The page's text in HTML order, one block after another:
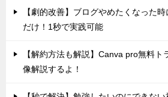
【劇的改善】ブログやめたくなった
だけ！1秒で実践可能
【解約方法も解説】Canva pro無料
像解説するよ！